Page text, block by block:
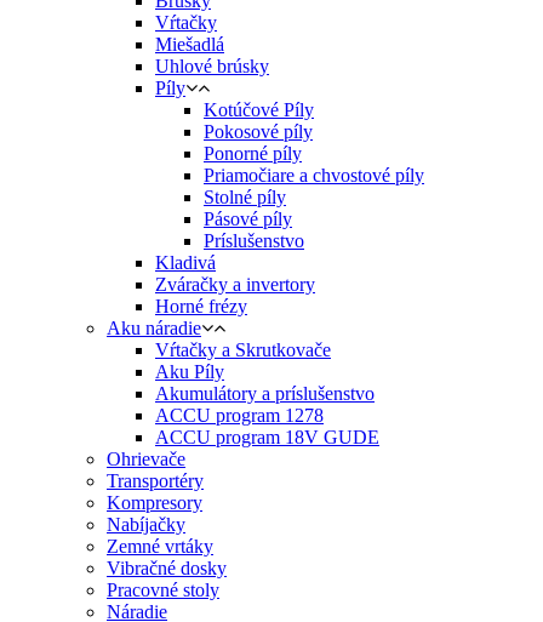
Vŕtačky
Miešadlá
Uhlové brúsky
Píly
Kotúčové Píly
Pokosové píly
Ponorné píly
Priamočiare a chvostové píly
Stolné píly
Pásové píly
Príslušenstvo
Kladivá
Zváračky a invertory
Horné frézy
Aku náradie
Vŕtačky a Skrutkovače
Aku Píly
Akumulátory a príslušenstvo
ACCU program 1278
ACCU program 18V GUDE
Ohrievače
Transportéry
Kompresory
Nabíjačky
Zemné vrtáky
Vibračné dosky
Pracovné stoly
Náradie